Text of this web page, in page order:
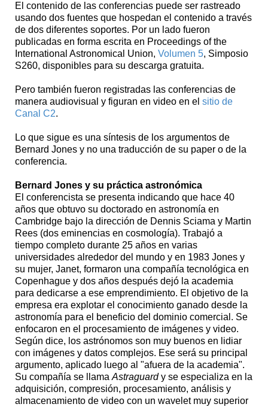
El contenido de las conferencias puede ser rastreado
usando dos fuentes que hospedan el contenido a través
de dos diferentes soportes. Por un lado fueron
publicadas en forma escrita en Proceedings of the
International Astronomical Union, Volumen 5, Simposio
S260, disponibles para su descarga gratuita.
Pero también fueron registradas las conferencias de
manera audiovisual y figuran en video en el sitio de
Canal C2.
Lo que sigue es una síntesis de los argumentos de
Bernard Jones y no una traducción de su paper o de la
conferencia.
Bernard Jones y su práctica astronómica
El conferencista se presenta indicando que hace 40
años que obtuvo su doctorado en astronomía en
Cambridge bajo la dirección de Dennis Sciama y Martin
Rees (dos eminencias en cosmología). Trabajó a
tiempo completo durante 25 años en varias
universidades alrededor del mundo y en 1983 Jones y
su mujer, Janet, formaron una compañía tecnológica en
Copenhague y dos años después dejó la academia
para dedicarse a ese emprendimiento. El objetivo de la
empresa era explotar el conocimiento ganado desde la
astronomía para el beneficio del dominio comercial. Se
enfocaron en el procesamiento de imágenes y video.
Según dice, los astrónomos son muy buenos en lidiar
con imágenes y datos complejos. Ese será su principal
argumento, aplicado luego al "afuera de la academia".
Su compañía se llama Astraguardy se especializa en la
adquisición, compresión, procesamiento, análisis y
almacenamiento de video con un wavelet muy superior